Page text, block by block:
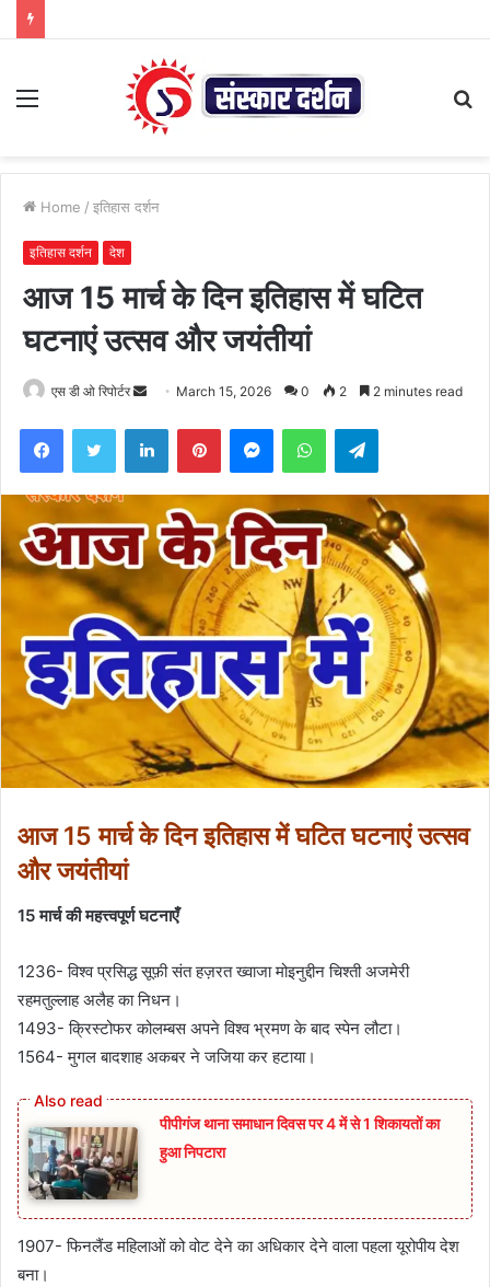
Menu
Home / इतिहास दर्शन
इतिहास दर्शन देश
आज 15 मार्च के दिन इतिहास में घटित
घटनाएं उत्सव और जयंतीयां
एस डी ओ रिपोर्टर
Send March 15, 2026 0 2 2 minutes read
FacebookTwitter LinkedInPinterestMessengerWhatsAppTelegram
आज 15 मार्च के दिन इतिहास में घटित घटनाएं उत्सव
और जयंतीयां
15 मार्च की महत्त्वपूर्ण घटनाएँ
1236- विश्व प्रसिद्ध सूफ़ी संत हज़रत ख्वाजा मोइनुद्दीन चिश्ती अजमेरी
रहमतुल्लाह अलैह का निधन।
1493- क्रिस्टोफर कोलम्बस अपने विश्व भ्रमण के बाद स्पेन लौटा।
1564- मुगल बादशाह अकबर ने जजिया कर हटाया।
पीपीगंज थाना समाधान दिवस पर 4 में से 1 शिकायतों का
हुआ निपटारा
1907- फिनलैंड महिलाओं को वोट देने का अधिकार देने वाला पहला यूरोपीय देश
बना।